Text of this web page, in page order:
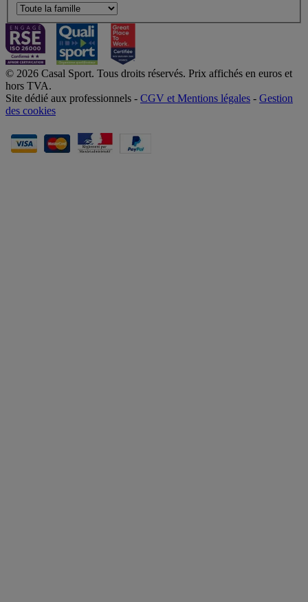
© 2026 Casal Sport. Tous droits réservés. Prix affichés en euros et
hors TVA.
Site dédié aux professionnels - CGV et Mentions légales - Gestion
des cookies